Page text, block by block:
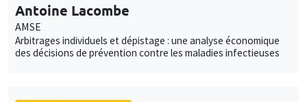
Antoine Lacombe
AMSE
Arbitrages individuels et dépistage : une analyse économique
des décisions de prévention contre les maladies infectieuses